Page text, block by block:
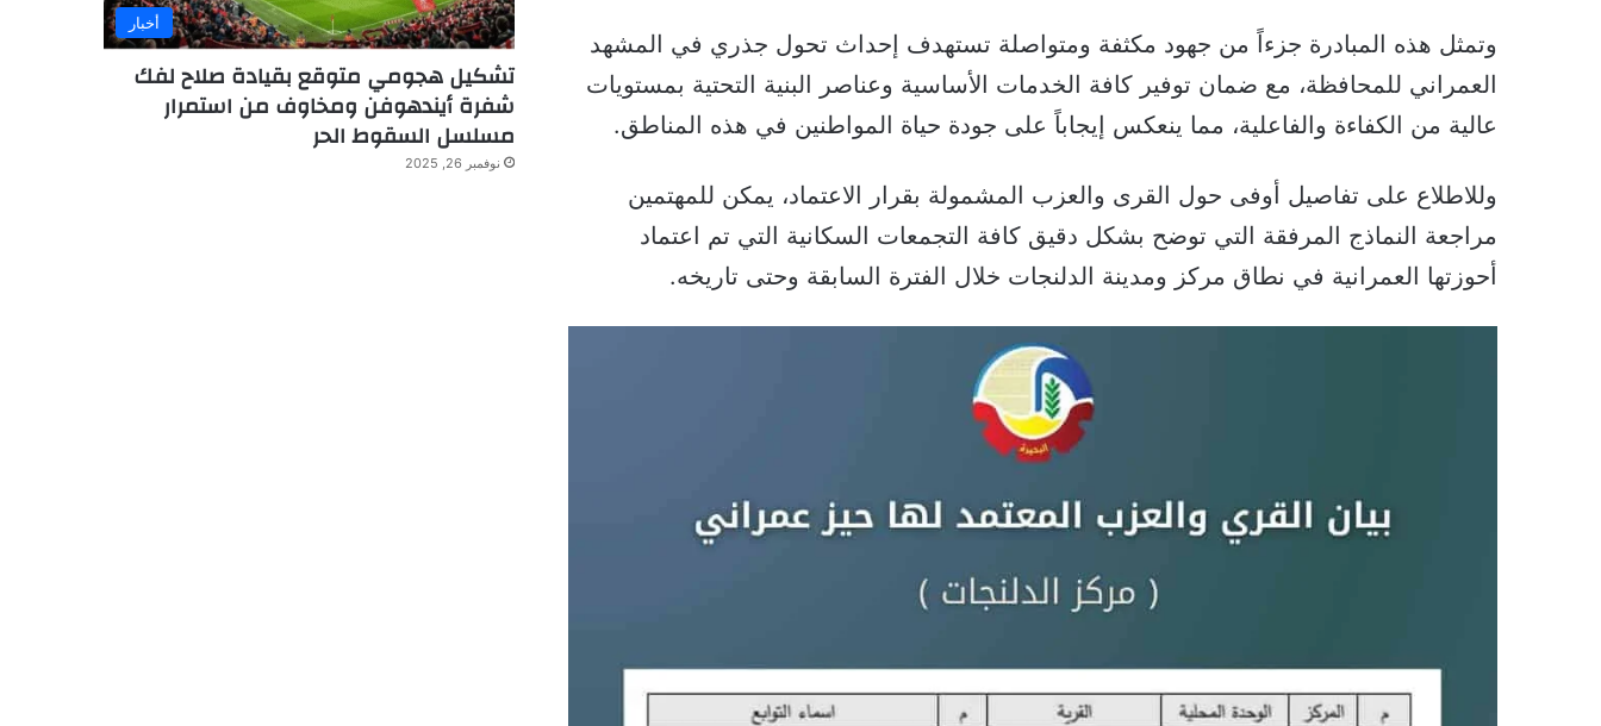
وتمثل هذه المبادرة جزءاً من جهود مكثفة ومتواصلة تستهدف إحداث تحول جذري في المشهد
العمراني للمحافظة، مع ضمان توفير كافة الخدمات الأساسية وعناصر البنية التحتية بمستويات
عالية من الكفاءة والفاعلية، مما ينعكس إيجاباً على جودة حياة المواطنين في هذه المناطق.
وللاطلاع على تفاصيل أوفى حول القرى والعزب المشمولة بقرار الاعتماد، يمكن للمهتمين
مراجعة النماذج المرفقة التي توضح بشكل دقيق كافة التجمعات السكانية التي تم اعتماد
أحوزتها العمرانية في نطاق مركز ومدينة الدلنجات خلال الفترة السابقة وحتى تاريخه.
أخبار
تشكيل هجومي متوقع بقيادة صلاح لفك
شفرة أيندهوفن ومخاوف من استمرار
مسلسل السقوط الحر
نوفمبر 26, 2025